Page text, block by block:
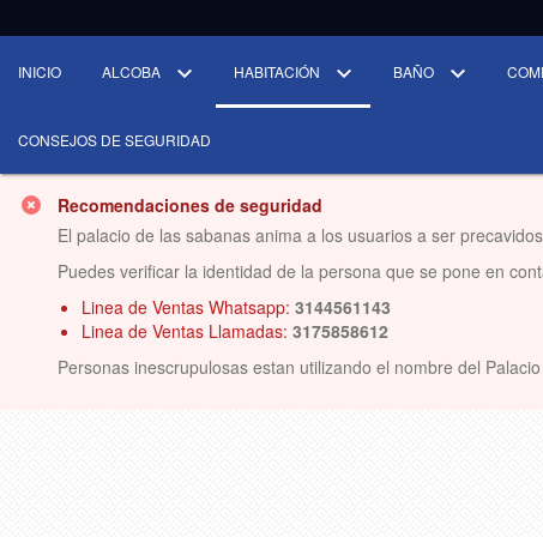
INICIO ALCOBA HABITACIÓN BAÑO
CONSEJOS DE SEGURIDAD
Recomendaciones de seguridad
El palacio de las sabanas anima a los usuarios a ser
Puedes verificar la identidad de la persona que se pone en
Linea de Ventas Whatsapp: 3144561143
Linea de Ventas Llamadas: 3175858612
Personas inescrupulosas estan utilizando el nombre del